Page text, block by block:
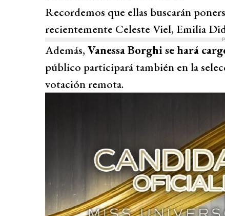
Recordemos que ellas buscarán
recientemente Celeste Viel, Emilia
Además, Vanessa Borghi se hará
público participará también en la
votación remota.